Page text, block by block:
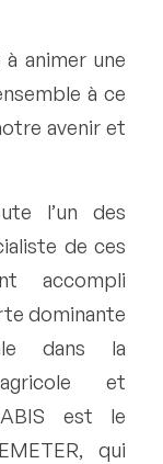
à animer une
à ce
avenir et
l’un des
de ces
accompli
dominante
dans la
et
est le
qui